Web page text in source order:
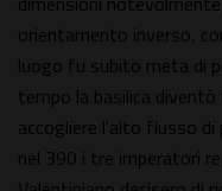
orientamento inverso,
luogo fu subito meta di
tempo la basilica
accogliere l'alto flusso
nel 390 i tre imperatori